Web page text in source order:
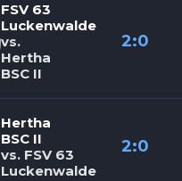
FSV 63
Luckenwalde
vs.
Hertha
BSC II
2:0
Hertha
BSC II
vs. FSV 63
Luckenwalde
2:0